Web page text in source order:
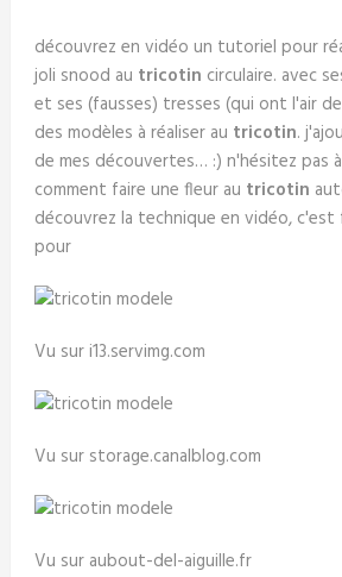
découvrez en vidéo un tutoriel pour
joli snood au tricotin circulaire. avec
et ses (fausses) tresses (qui ont l'air
des modèles à réaliser au tricotin.
de mes découvertes… :) n'hésitez pas
comment faire une fleur au tricotin
découvrez la technique en vidéo, c'est
pour
Vu sur i13.servimg.com
Vu sur storage.canalblog.com
Vu sur aubout-del-aiguille.fr